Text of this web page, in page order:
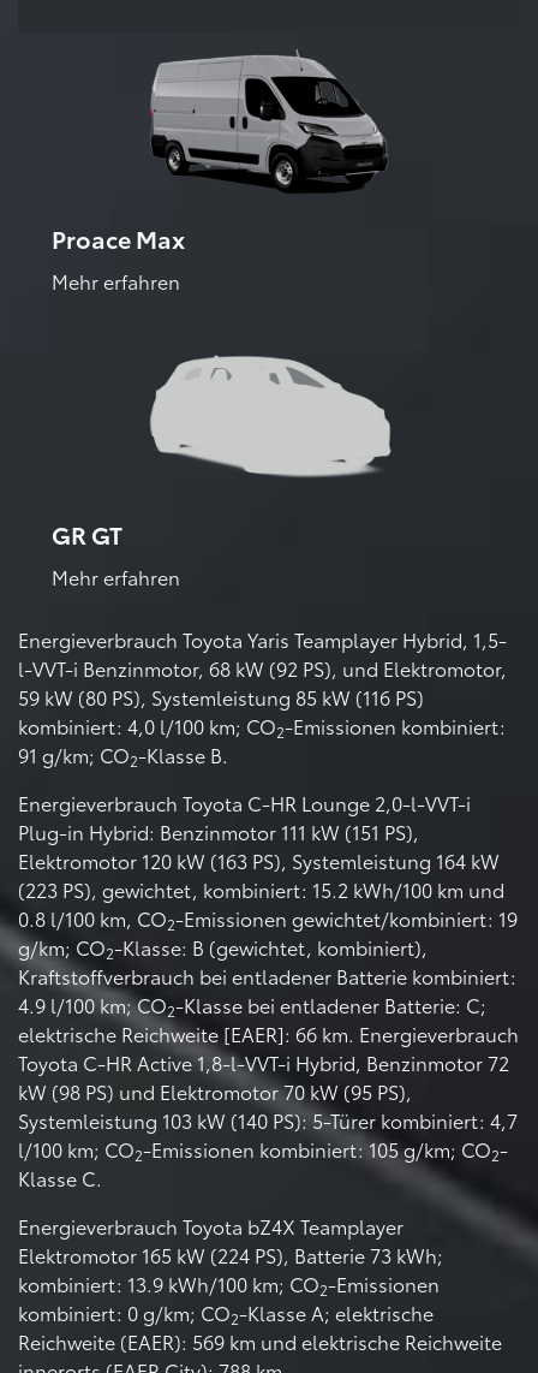
Proace Max
Mehr erfahren
GR GT
Mehr erfahren
Energieverbrauch Toyota Yaris Teamplayer Hybrid, 1,5-
l-VVT-i Benzinmotor, 68 kW (92 PS), und Elektromotor,
59 kW (80 PS), Systemleistung 85 kW (116 PS)
kombiniert: 4,0 l/100 km; CO2-Emissionen kombiniert:
91 g/km; CO2-Klasse B.
Energieverbrauch Toyota C-HR Lounge 2,0-l-VVT-i
Plug-in Hybrid: Benzinmotor 111 kW (151 PS),
Elektromotor 120 kW (163 PS), Systemleistung 164 kW
(223 PS), gewichtet, kombiniert: 15.2 kWh/100 km und
0.8 l/100 km, CO2-Emissionen gewichtet/kombiniert: 19
g/km; CO2-Klasse: B (gewichtet, kombiniert),
Kraftstoffverbrauch bei entladener Batterie kombiniert:
4.9 l/100 km; CO2-Klasse bei entladener Batterie: C;
elektrische Reichweite [EAER]: 66 km. Energieverbrauch
Toyota C-HR Active 1,8-l-VVT-i Hybrid, Benzinmotor 72
kW (98 PS) und Elektromotor 70 kW (95 PS),
Systemleistung 103 kW (140 PS): 5-Türer kombiniert: 4,7
l/100 km; CO2-Emissionen kombiniert: 105 g/km; CO2-
Klasse C.
Energieverbrauch Toyota bZ4X Teamplayer
Elektromotor 165 kW (224 PS), Batterie 73 kWh;
kombiniert: 13.9 kWh/100 km; CO2-Emissionen
kombiniert: 0 g/km; CO2-Klasse A; elektrische
Reichweite (EAER): 569 km und elektrische Reichweite